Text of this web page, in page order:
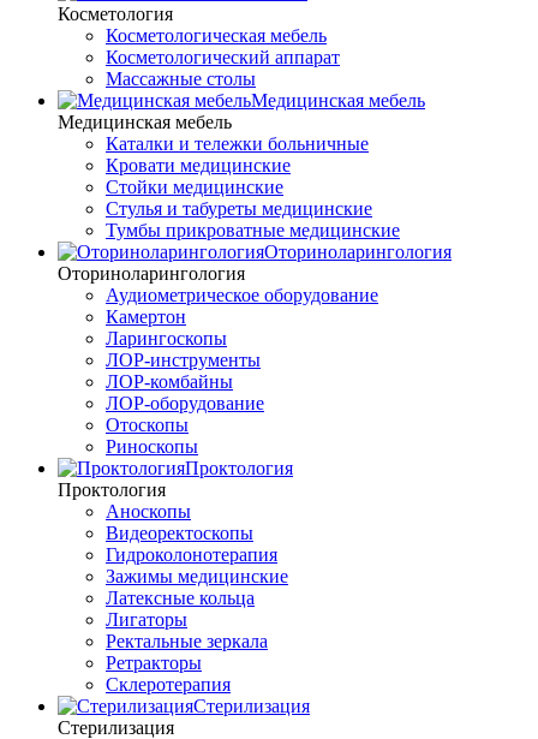
Косметология
Косметологическая мебель
Косметологический аппарат
Массажные столы
Медицинская мебель
Медицинская мебель
Каталки и тележки больничные
Кровати медицинские
Стойки медицинские
Стулья и табуреты медицинские
Тумбы прикроватные медицинские
Оториноларингология
Оториноларингология
Аудиометрическое оборудование
Камертон
Ларингоскопы
ЛОР-инструменты
ЛОР-комбайны
ЛОР-оборудование
Отоскопы
Риноскопы
Проктология
Проктология
Аноскопы
Видеоректоскопы
Гидроколонотерапия
Зажимы медицинские
Латексные кольца
Лигаторы
Ректальные зеркала
Ретракторы
Склеротерапия
Стерилизация
Стерилизация